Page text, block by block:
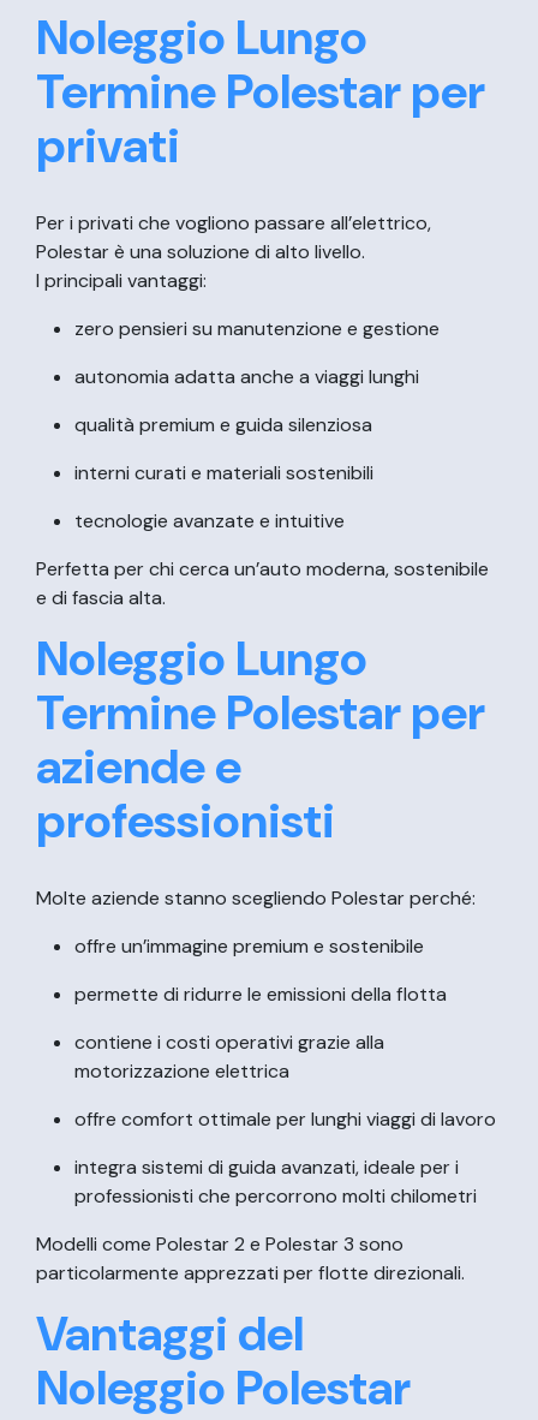
Noleggio Lungo
Termine Polestar per
privati
Per i privati che vogliono passare all’elettrico,
Polestar è una soluzione di alto livello.
I principali vantaggi:
zero pensieri su manutenzione e gestione
autonomia adatta anche a viaggi lunghi
qualità premium e guida silenziosa
interni curati e materiali sostenibili
tecnologie avanzate e intuitive
Perfetta per chi cerca un’auto moderna, sostenibile
e di fascia alta.
Noleggio Lungo
Termine Polestar per
aziende e
professionisti
Molte aziende stanno scegliendo Polestar perché:
offre un’immagine premium e sostenibile
permette di ridurre le emissioni della flotta
contiene i costi operativi grazie alla
motorizzazione elettrica
offre comfort ottimale per lunghi viaggi di lavoro
integra sistemi di guida avanzati, ideale per i
professionisti che percorrono molti chilometri
Modelli come Polestar 2 e Polestar 3 sono
particolarmente apprezzati per flotte direzionali.
Vantaggi del
Noleggio Polestar